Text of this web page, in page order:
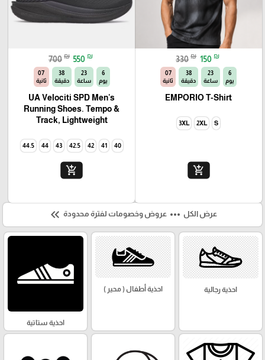
330 ₪ 150 ₪
6
يوم
23
ساعة
38
دقيقة
06
ثانية
EMPORIO T-Shirt
S
2XL
3XL
add_shopping_cart
700 ₪ 550 ₪
6
يوم
23
ساعة
38
دقيقة
06
ثانية
UA Velociti SPD Men's
Running Shoes. Tempo &
Track, Lightweight
40
41
42
42.5
43
44
44.5
add_shopping_cart
عرض الكل more_horiz عروض وخصومات لفترة محدودة keyboard_double_arrow_left
احذية رجالية احذية أطفال ( محير )
احذية ستاتية